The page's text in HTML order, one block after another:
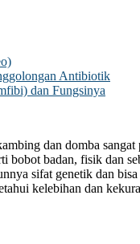
Antibiotik
dan Fungsinya
dan domba
bobot badan, fisik dan
sifat genetik dan
kelebihan dan